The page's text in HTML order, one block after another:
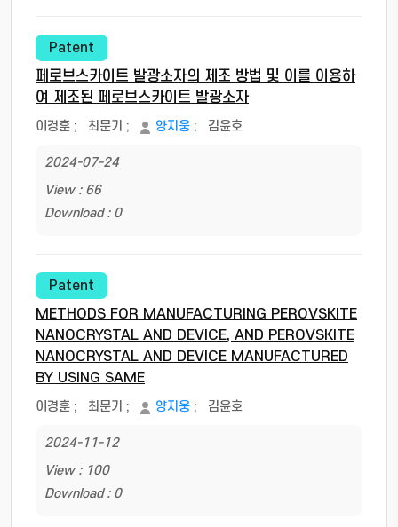
Patent
페로브스카이트 발광소자의 제조 방법 및 이를 이용하
여 제조된 페로브스카이트 발광소자
이경훈 ; 최문기 ; 양지웅 ; 김윤호
2024-07-24
View : 66
Download : 0
Patent
METHODS FOR MANUFACTURING PEROVSKITE
NANOCRYSTAL AND DEVICE, AND PEROVSKITE
NANOCRYSTAL AND DEVICE MANUFACTURED
BY USING SAME
이경훈 ; 최문기 ; 양지웅 ; 김윤호
2024-11-12
View : 100
Download : 0